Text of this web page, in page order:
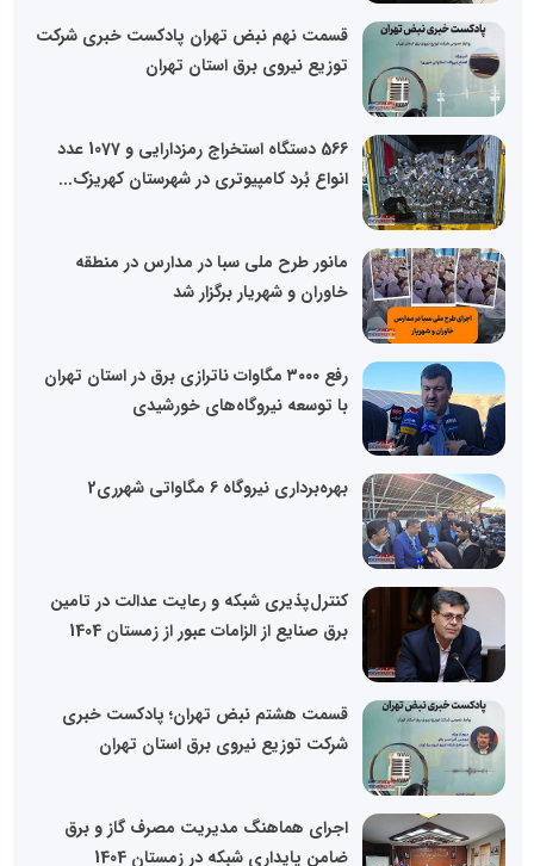
قسمت نهم نبض تهران پادکست خبری شرکت
توزیع نیروی برق استان تهران
566 دستگاه استخراج رمزدارایی و 1077 عدد
انواع بُرد کامپیوتری در شهرستان کهریزک...
مانور طرح ملی سبا در مدارس در منطقه
خاوران و شهریار برگزار شد
رفع ۳۰۰۰ مگاوات ناترازی برق در استان تهران
با توسعه نیروگاه‌های خورشیدی
بهره‌برداری نیروگاه 6 مگاواتی شهرری2
کنترل‌پذیری شبکه و رعایت عدالت در تامین
برق صنایع از الزامات عبور از زمستان 1404
قسمت هشتم نبض تهران؛ پادکست خبری
شرکت توزیع نیروی برق استان تهران
اجرای هماهنگ مدیریت مصرف گاز و برق
ضامن پایداری شبکه در زمستان 1404